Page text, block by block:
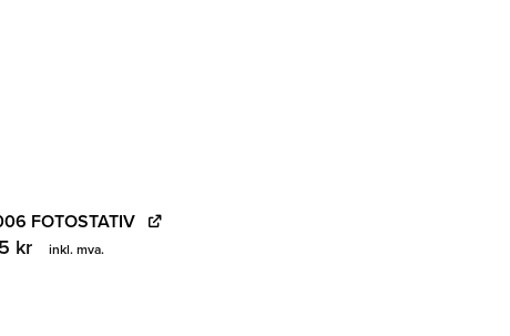
FOTOSTATIV
kr inkl. mva.